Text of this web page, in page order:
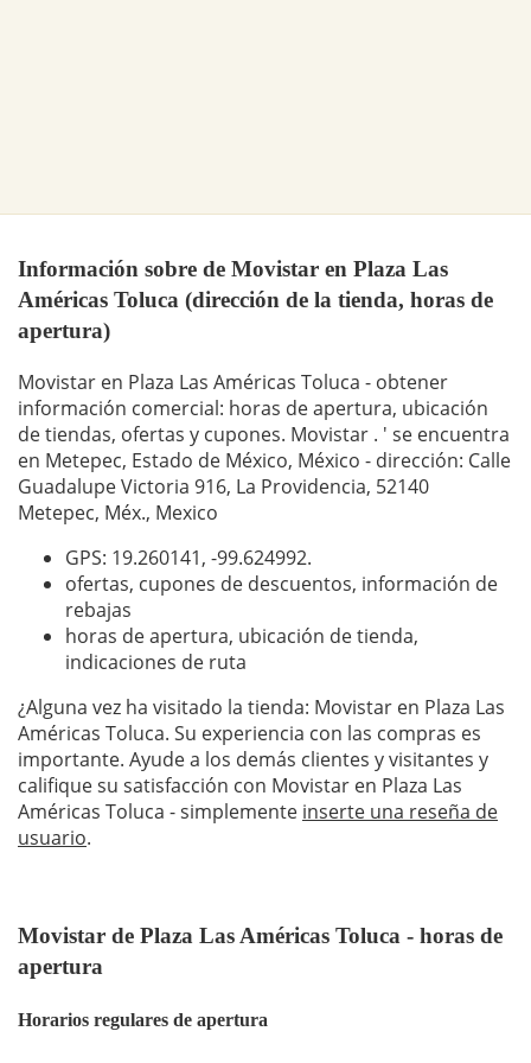
Información sobre de Movistar en Plaza Las
Américas Toluca (dirección de la tienda, horas de
apertura)
Movistar en Plaza Las Américas Toluca - obtener
información comercial: horas de apertura, ubicación
de tiendas, ofertas y cupones. Movistar . ' se encuentra
en Metepec, Estado de México, México - dirección: Calle
Guadalupe Victoria 916, La Providencia, 52140
Metepec, Méx., Mexico
GPS: 19.260141, -99.624992.
ofertas, cupones de descuentos, información de
rebajas
horas de apertura, ubicación de tienda,
indicaciones de ruta
¿Alguna vez ha visitado la tienda: Movistar en Plaza Las
Américas Toluca. Su experiencia con las compras es
importante. Ayude a los demás clientes y visitantes y
califique su satisfacción con Movistar en Plaza Las
Américas Toluca - simplemente inserte una reseña de
usuario.
Movistar de Plaza Las Américas Toluca - horas de
apertura
Horarios regulares de apertura